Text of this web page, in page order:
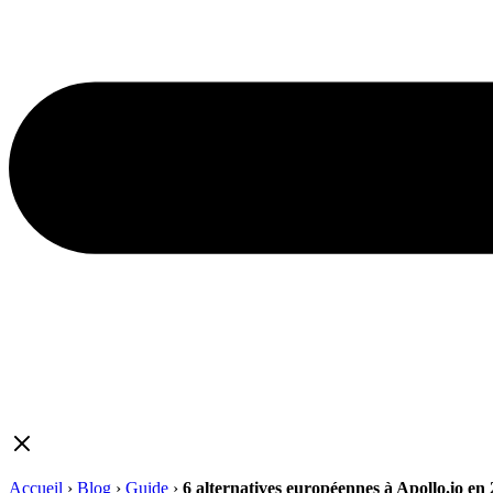
Accueil › Blog › Guide › 6 alternatives européennes à Apollo.io en